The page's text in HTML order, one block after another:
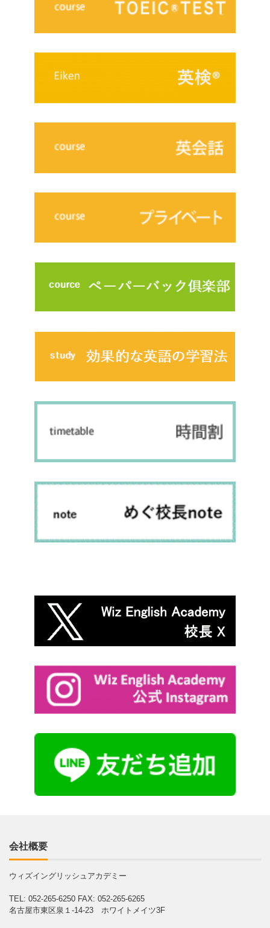
会社概要
ウィズイングリッシュアカデミー
TEL: 052-265-6250 FAX: 052-265-6265
名古屋市東区泉１-14-23 ホワイトメイツ3F